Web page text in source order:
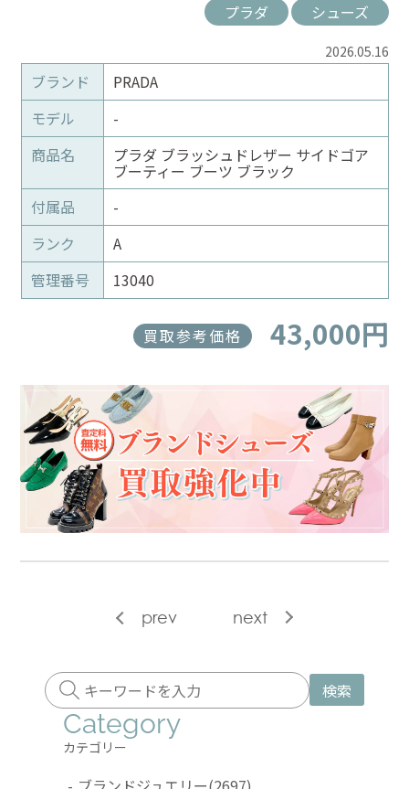
プラダ シューズ
2026.05.16
ブランド
PRADA
モデル
-
商品名
プラダ ブラッシュドレザー サイドゴア
ブーティー ブーツ ブラック
付属品
-
ランク
A
管理番号
13040
買取参考価格 43,000円
prev next
検索
Category
カテゴリー